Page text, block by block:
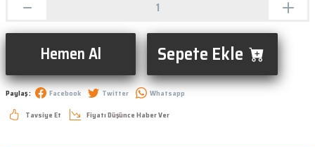
Hemen Al Sepete Ekle
Paylaş : Facebook Twitter
Whatsapp
Tavsiye Et
Fiyatı Düşünce Haber Ver